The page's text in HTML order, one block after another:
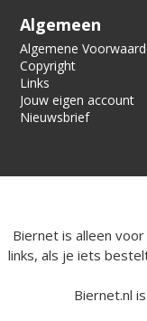
Algemeen
Algemene
Copyright
Links
Jouw eigen account
Nieuwsbrief
Biernet is alleen
links, als je iets
Biernet.nl